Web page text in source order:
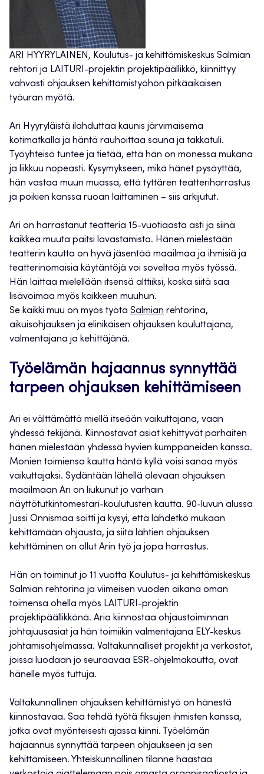
ARI HYYRYLÄINEN, Koulutus- ja kehittämiskeskus Salmian
rehtori ja LAITURI-projektin projektipäällikkö, kiinnittyy
vahvasti ohjauksen kehittämistyöhön pitkäaikaisen
työuran myötä.
Ari Hyyryläistä ilahduttaa kaunis järvimaisema
kotimatkalla ja häntä rauhoittaa sauna ja takkatuli.
Työyhteisö tuntee ja tietää, että hän on monessa mukana
ja liikkuu nopeasti. Kysymykseen, mikä hänet pysäyttää,
hän vastaa muun muassa, että tyttären teatteriharrastus
ja poikien kanssa ruoan laittaminen – siis arkijutut.
Ari on harrastanut teatteria 15-vuotiaasta asti ja siinä
kaikkea muuta paitsi lavastamista. Hänen mielestään
teatterin kautta on hyvä jäsentää maailmaa ja ihmisiä ja
teatterinomaisia käytäntöjä voi soveltaa myös työssä.
Hän laittaa mielellään itsensä alttiiksi, koska siitä saa
lisävoimaa myös kaikkeen muuhun.
Se kaikki muu on myös työtä Salmian rehtorina,
aikuisohjauksen ja elinikäisen ohjauksen kouluttajana,
valmentajana ja kehittäjänä.
Työelämän hajaannus synnyttää
tarpeen ohjauksen kehittämiseen
Ari ei välttämättä miellä itseään vaikuttajana, vaan
yhdessä tekijänä. Kiinnostavat asiat kehittyvät parhaiten
hänen mielestään yhdessä hyvien kumppaneiden kanssa.
Monien toimiensa kautta häntä kyllä voisi sanoa myös
vaikuttajaksi. Sydäntään lähellä olevaan ohjauksen
maailmaan Ari on liukunut jo varhain
näyttötutkintomestari-koulutusten kautta. 90-luvun alussa
Jussi Onnismaa soitti ja kysyi, että lähdetkö mukaan
kehittämään ohjausta, ja siitä lähtien ohjauksen
kehittäminen on ollut Arin työ ja jopa harrastus.
Hän on toiminut jo 11 vuotta Koulutus- ja kehittämiskeskus
Salmian rehtorina ja viimeisen vuoden aikana oman
toimensa ohella myös LAITURI-projektin
projektipäällikkönä. Aria kiinnostaa ohjaustoiminnan
johtajuusasiat ja hän toimiikin valmentajana ELY-keskus
johtamisohjelmassa. Valtakunnalliset projektit ja verkostot,
joissa luodaan jo seuraavaa ESR-ohjelmakautta, ovat
hänelle myös tuttuja.
Valtakunnallinen ohjauksen kehittämistyö on hänestä
kiinnostavaa. Saa tehdä työtä fiksujen ihmisten kanssa,
jotka ovat myönteisesti ajassa kiinni. Työelämän
hajaannus synnyttää tarpeen ohjaukseen ja sen
kehittämiseen. Yhteiskunnallinen tilanne haastaa